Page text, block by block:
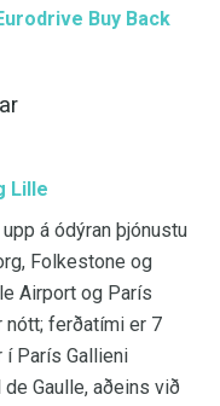
Buy Back
Lille
á ódýran þjónustu
Folkestone og
Airport og París
nótt; ferðatími er 7
í París Gallieni
Gaulle, aðeins við